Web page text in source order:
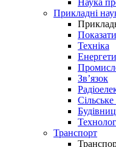
Наука
Прикладні
Показати
Техніка
Зв’язок
Транспорт